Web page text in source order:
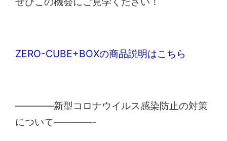
ZERO-CUBE+BOXの商品説明はこちら
————新型コロナウイルス感染防止の対策
について————-